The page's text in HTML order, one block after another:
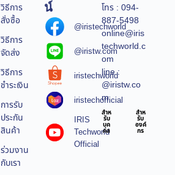
วิธีการ
สั่งซื้อ
วิธีการ
จัดส่ง
วิธีการ
ชำระเงิน
การรับ
ประกัน
สินค้า
ร่วมงาน
กับเรา
น์
@iristechworld
@iristw.com
iristechworld
iristechofficial
IRIS
Techworld
Official
โทร : 094-
887-5498
online@iris
techworld.c
om
line :
@iristw.co
m
สำห
รับ
บุค
คล
สำห
รับ
องค์
กร